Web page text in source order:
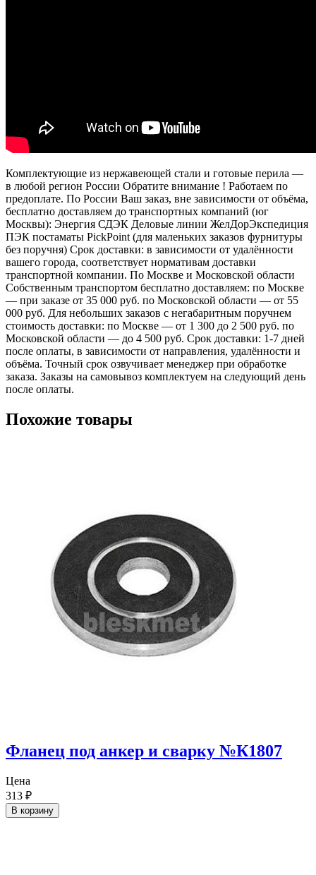
Комплектующие из нержавеющей стали и готовые перила —
в любой регион России Обратите внимание ! Работаем по
предоплате. По России Ваш заказ, вне зависимости от объёма,
бесплатно доставляем до транспортных компаний (юг
Москвы): Энергия СДЭК Деловые линии ЖелДорЭкспедиция
ПЭК постаматы PickPoint (для маленьких заказов фурнитуры
без поручня) Срок доставки: в зависимости от удалённости
вашего города, соответствует нормативам доставки
транспортной компании. По Москве и Московской области
Собственным транспортом бесплатно доставляем: по Москве
— при заказе от 35 000 руб. по Московской области — от 55
000 руб. Для небольших заказов с негабаритным поручнем
стоимость доставки: по Москве — от 1 300 до 2 500 руб. по
Московской области — до 4 500 руб. Срок доставки: 1-7 дней
после оплаты, в зависимости от направления, удалённости и
объёма. Точный срок озвучивает менеджер при обработке
заказа. Заказы на самовывоз комплектуем на следующий день
после оплаты.
Похожие товары
Фланец под анкер и сварку №К1807
Цена
313 ₽
В корзину